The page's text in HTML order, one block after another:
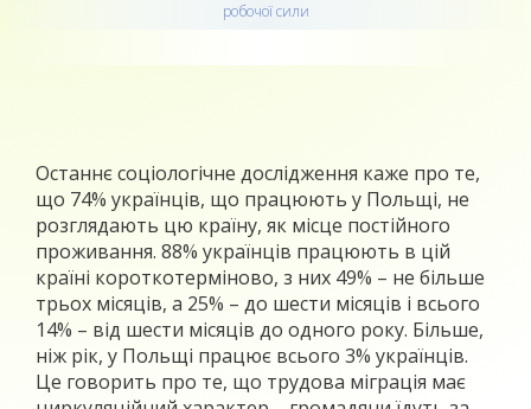
робочої сили
Останнє соціологічне дослідження каже про те,
що 74% українців, що працюють у Польщі, не
розглядають цю країну, як місце постійного
проживання. 88% українців працюють в цій
країні короткотерміново, з них 49% – не більше
трьох місяців, а 25% – до шести місяців і всього
14% – від шести місяців до одного року. Більше,
ніж рік, у Польщі працює всього 3% українців.
Це говорить про те, що трудова міграція має